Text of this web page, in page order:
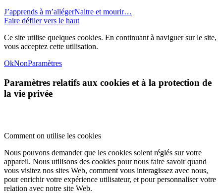
J’apprends à m’allégerNaitre et mourir…
Faire défiler vers le haut
Ce site utilise quelques cookies. En continuant à naviguer sur le site,
vous acceptez cette utilisation.
OkNonParamètres
Paramètres relatifs aux cookies et à la protection de
la vie privée
Comment on utilise les cookies
Nous pouvons demander que les cookies soient réglés sur votre
appareil. Nous utilisons des cookies pour nous faire savoir quand
vous visitez nos sites Web, comment vous interagissez avec nous,
pour enrichir votre expérience utilisateur, et pour personnaliser votre
relation avec notre site Web.